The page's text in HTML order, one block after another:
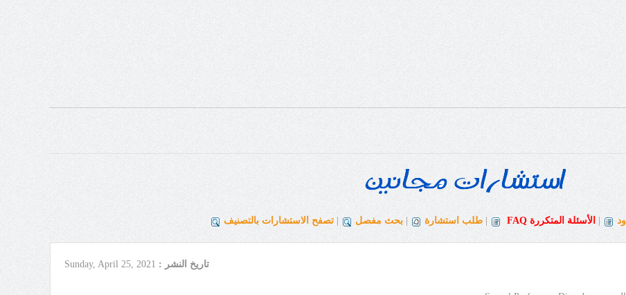
الأسئلة المتكررة FAQ طلب استشارة | بحث مفصل | تصفح الاستشارات بالتصنيف
تاريخ النشر : Sunday, April 25, 2021